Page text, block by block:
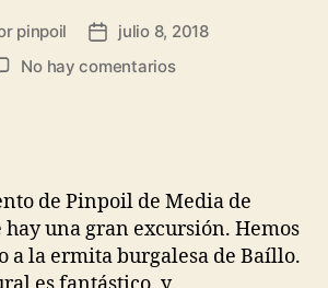
pinpoil
julio 8, 2018
No hay comentarios
de Pinpoil de Media de
una gran excursión. Hemos
a la ermita burgalesa de Baíllo.